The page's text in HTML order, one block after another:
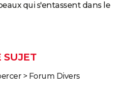
qui s'entassent dans le
> Forum Divers